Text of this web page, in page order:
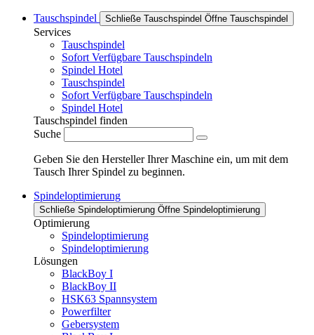
Tauschspindel Schließe Tauschspindel Öffne Tauschspindel
Services
Tauschspindel
Sofort Verfügbare Tauschspindeln
Spindel Hotel
Tauschspindel
Sofort Verfügbare Tauschspindeln
Spindel Hotel
Tauschspindel finden
Suche
Geben Sie den Hersteller Ihrer Maschine ein, um mit dem
Tausch Ihrer Spindel zu beginnen.
Spindeloptimierung
Schließe Spindeloptimierung Öffne Spindeloptimierung
Optimierung
Spindeloptimierung
Spindeloptimierung
Lösungen
BlackBoy I
BlackBoy II
HSK63 Spannsystem
Powerfilter
Gebersystem